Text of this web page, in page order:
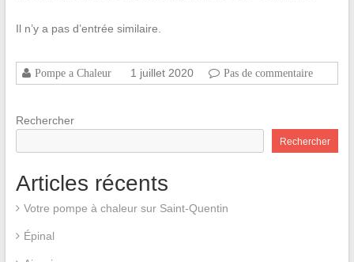
Il n’y a pas d’entrée similaire.
Pompe a Chaleur 1 juillet 2020 Pas de commentaire
Rechercher
Rechercher
Articles récents
Votre pompe à chaleur sur Saint-Quentin
Épinal